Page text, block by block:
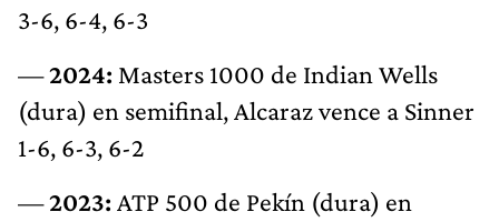
3-6, 6-4, 6-3
—2024: Masters 1000 de Indian Wells
(dura) en semifinal, Alcaraz vence a Sinner
1-6, 6-3, 6-2
—2023: ATP 500 de Pekín (dura) en